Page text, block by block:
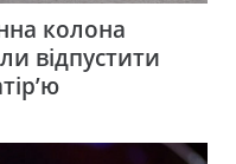
колона
відпустити